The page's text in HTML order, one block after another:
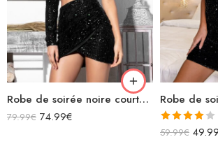
Robe de soirée noire courte à paillettes asymétrique manche longue découpe
79.99€ 74.99€
Note
59.99€ 49.99